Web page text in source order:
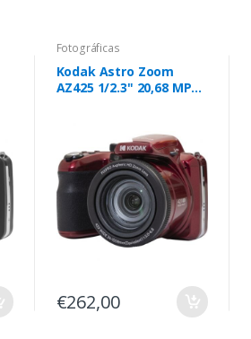
Fotográficas
Kodak Astro Zoom
AZ425 1/2.3" 20,68 MP
€262,00